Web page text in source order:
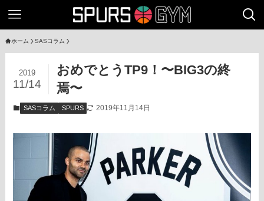
ホーム SASコラム
おめでとうTP9！〜BIG3の終
焉〜
2019
11/14
SASコラム SPURS 2019年11月14日